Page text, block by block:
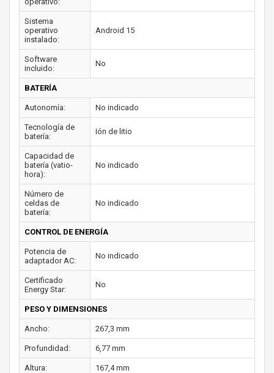
Sistema
operativo
instalado:
Android 15
Software
incluido:
No
BATERÍA
Autonomía: No indicado
Tecnología de
batería:
Ión de litio
Capacidad de
batería (vatio-
hora):
No indicado
Número de
celdas de
batería:
No indicado
CONTROL DE ENERGÍA
Potencia de
adaptador AC:
No indicado
Certificado
Energy Star:
No
PESO Y DIMENSIONES
Ancho: 267,3 mm
Profundidad: 6,77 mm
Altura: 167,4 mm